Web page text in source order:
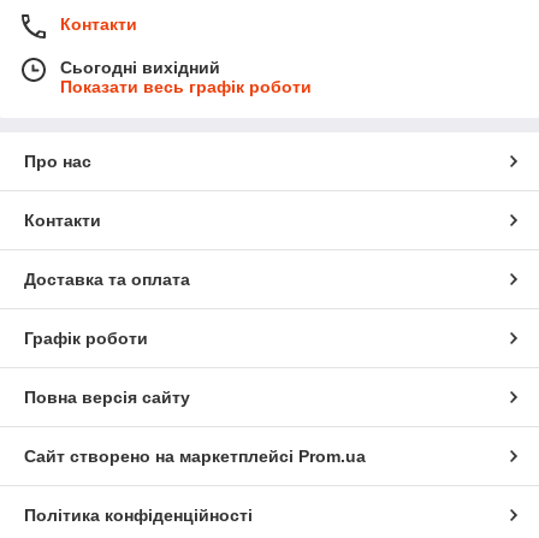
Контакти
Сьогодні вихідний
Показати весь графік роботи
Про нас
Контакти
Доставка та оплата
Графік роботи
Повна версія сайту
Сайт створено на маркетплейсі Prom.ua
Політика конфіденційності